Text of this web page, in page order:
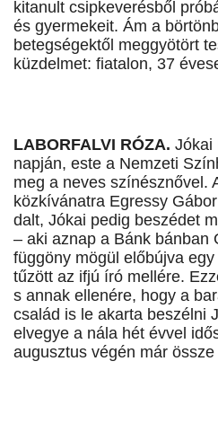
kitanult csipkeverésből
és gyermekeit. Ám a
betegségektől meggyötört
küzdelmet: fiatalon, 37
LABORFALVI RÓZA. Jókai
napján, este a Nemzeti
meg a neves színésznővel.
közkívánatra Egressy
dalt, Jókai pedig beszédet
– aki aznap a Bánk bánban
függöny mögül előbújva
tűzött az ifjú író mellére.
s annak ellenére, hogy a
család is le akarta beszélni
elvegye a nála hét évvel
augusztus végén már